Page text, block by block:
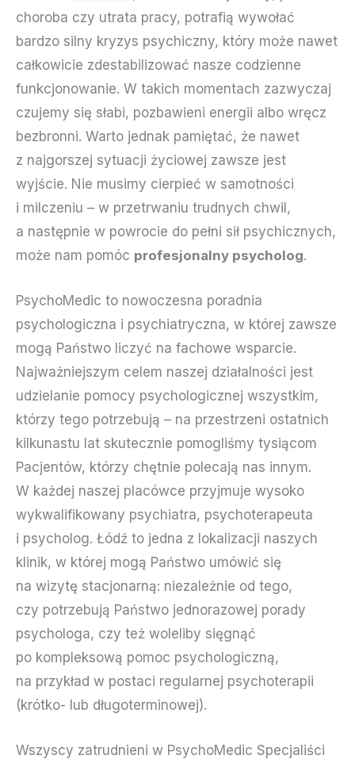
choroba czy utrata pracy, potrafią wywołać
bardzo silny kryzys psychiczny, który może nawet
całkowicie zdestabilizować nasze codzienne
funkcjonowanie. W takich momentach zazwyczaj
czujemy się słabi, pozbawieni energii albo wręcz
bezbronni. Warto jednak pamiętać, że nawet
z najgorszej sytuacji życiowej zawsze jest
wyjście. Nie musimy cierpieć w samotności
i milczeniu – w przetrwaniu trudnych chwil,
a następnie w powrocie do pełni sił psychicznych,
może nam pomóc profesjonalny psycholog.
PsychoMedic to nowoczesna poradnia
psychologiczna i psychiatryczna, w której zawsze
mogą Państwo liczyć na fachowe wsparcie.
Najważniejszym celem naszej działalności jest
udzielanie pomocy psychologicznej wszystkim,
którzy tego potrzebują – na przestrzeni ostatnich
kilkunastu lat skutecznie pomogliśmy tysiącom
Pacjentów, którzy chętnie polecają nas innym.
W każdej naszej placówce przyjmuje wysoko
wykwalifikowany psychiatra, psychoterapeuta
i psycholog. Łódź to jedna z lokalizacji naszych
klinik, w której mogą Państwo umówić się
na wizytę stacjonarną: niezależnie od tego,
czy potrzebują Państwo jednorazowej porady
psychologa, czy też woleliby sięgnąć
po kompleksową pomoc psychologiczną,
na przykład w postaci regularnej psychoterapii
(krótko- lub długoterminowej).
Wszyscy zatrudnieni w PsychoMedic Specjaliści